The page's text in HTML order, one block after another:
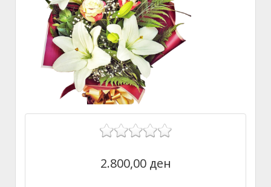
2.800,00 ден